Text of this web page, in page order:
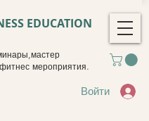
EDUCATION
мероприятия.
Войти